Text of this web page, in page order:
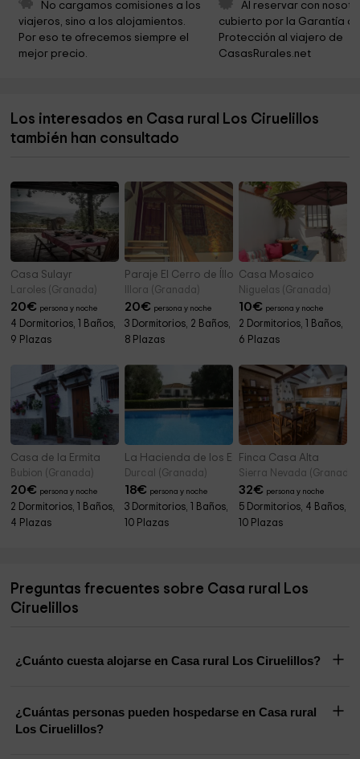
Parroquia De San Juan Bautista
Iglesia Parroquial de San Miguel 8,1 km
Alpujarra Garden 8,3 km
No cargamos comisiones a los
viajeros, sino a los alojamientos.
Por eso te ofrecemos siempre el
mejor precio.
Al reservar con
cubierto por la Garantía
Protección al viajero de
CasasRurales.net
Los interesados en Casa rural Los Ciruelillos
también han consultado
Casa Sulayr
Laroles (Granada)
20€ persona y noche
4 Dormitorios, 1 Baños,
9 Plazas
Paraje El Cerro de Íllora
Illora (Granada)
20€ persona y noche
3 Dormitorios, 2 Baños,
8 Plazas
Casa Mosaico
Niguelas (Granada)
10€ persona y noche
2 Dormitorios, 1 Baños,
6 Plazas
Casa de la Ermita
Bubion (Granada)
20€ persona y noche
2 Dormitorios, 1 Baños,
4 Plazas
La Hacienda de los Estacares
Durcal (Granada)
18€ persona y noche
3 Dormitorios, 1 Baños,
10 Plazas
Finca Casa Alta
Sierra Nevada (Granada)
32€ persona y noche
5 Dormitorios, 4 Baños,
10 Plazas
Preguntas frecuentes sobre Casa rural Los
Ciruelillos
¿Cuánto cuesta alojarse en Casa rural Los Ciruelillos?
¿Cuántas personas pueden hospedarse en Casa rural
Los Ciruelillos?